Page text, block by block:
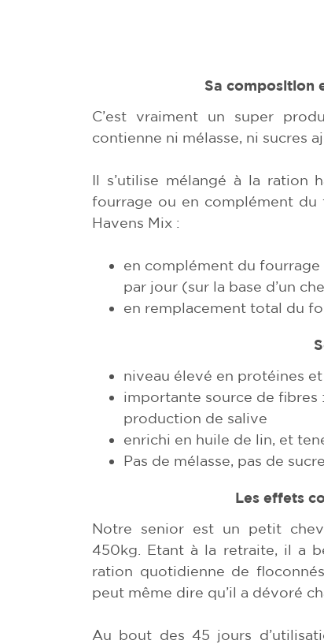
Sa composition
C’est vraiment un super
contienne ni mélasse, ni sucres
Il s’utilise mélangé à la ration
fourrage ou en complément du
Havens Mix :
en complément du fourrage
par jour (sur la base d’un
en remplacement total du
niveau élevé en protéines
importante source de
production de salive
enrichi en huile de lin, et
Pas de mélasse, pas de
Les effets
Notre senior est un petit
450kg. Etant à la retraite, il a
ration quotidienne de
peut même dire qu’il a dévoré
Au bout des 45 jours